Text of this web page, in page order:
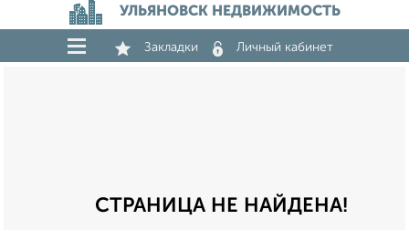
УЛЬЯНОВСК НЕДВИЖИМОСТЬ
Закладки Личный кабинет
СТРАНИЦА НЕ НАЙДЕНА!